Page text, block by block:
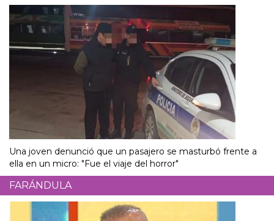
Una joven denunció que un pasajero se masturbó frente a
ella en un micro: "Fue el viaje del horror"
FARÁNDULA